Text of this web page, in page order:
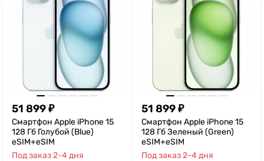
51 899₽
Смартфон Apple iPhone 15
128 Гб Голубой (Blue)
eSIM+eSIM
Под заказ 2-4 дня
51 899₽
Смартфон Apple iPhone 15
128 Гб Зеленый (Green)
eSIM+eSIM
Под заказ 2-4 дня